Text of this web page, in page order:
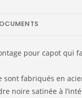
pour capot
fabriqués en
noire satinée à